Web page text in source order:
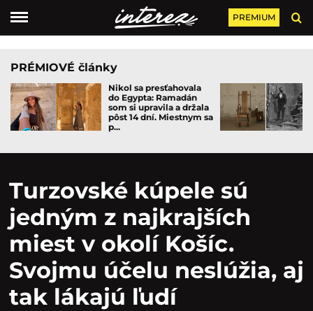
PREMIUM
PRÉMIOVÉ články
Nikol sa presťahovala
do Egypta: Ramadán
som si upravila a držala
pôst 14 dní. Miestnym sa
p...
Turzovské kúpele sú
jedným z najkrajších
miest v okolí Košíc.
Svojmu účelu neslúžia, aj
tak lákajú ľudí